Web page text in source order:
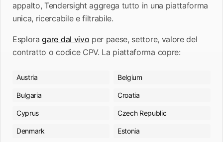
appalto, Tendersight aggrega tutto in una piattaforma
unica, ricercabile e filtrabile.
Esploragare dal vivo per paese, settore, valore del
contratto o codice CPV. La piattaforma copre:
Austria Belgium
Bulgaria Croatia
Cyprus Czech Republic
Denmark Estonia